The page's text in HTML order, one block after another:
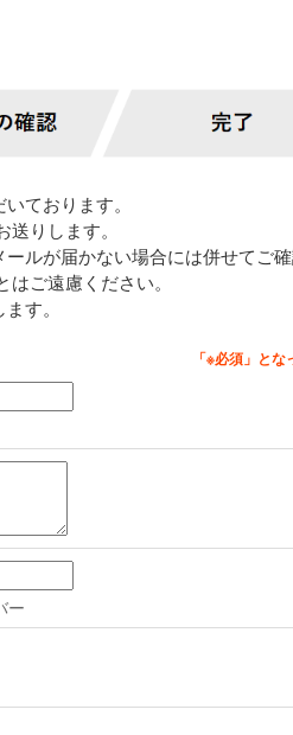
ております。
りします。
ルが届かない場合には併せてご確
ご遠慮ください。
す。
ー